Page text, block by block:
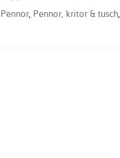
Pennor, Pennor, kritor & tusch,